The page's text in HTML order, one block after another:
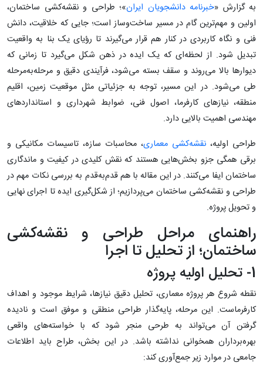
به گزارش «خبرنامه دانشجویان ایران»؛ طراحی و نقشه‌کشی ساختمان،
اولین و مهم‌ترین گام در مسیر ساخت‌وساز است؛ جایی که خلاقیت، دانش
فنی و نگاه کاربردی در کنار هم قرار می‌گیرند تا رؤیای یک بنا به واقعیت
تبدیل شود. از لحظه‌ای که یک ایده در ذهن شکل می‌گیرد تا زمانی که
دیوارها بالا می‌روند و سقف بسته می‌شود، فرآیندی دقیق و مرحله‌به‌مرحله
طی می‌شود. در این مسیر، توجه به جزئیاتی مثل موقعیت زمین، اقلیم
منطقه، نیازهای کارفرما، اصول فنی، ضوابط شهرداری و استانداردهای
مهندسی اهمیت بالایی دارد.
طراحی اولیه، نقشه‌کشی معماری، محاسبات سازه، تاسیسات مکانیکی و
برقی همگی جزو بخش‌هایی هستند که نقش کلیدی در کیفیت و ماندگاری
ساختمان ایفا می‌کنند. در این مقاله با هم قدم‌به‌قدم به بررسی نکات مهم در
طراحی و نقشه‌کشی ساختمان می‌پردازیم؛ از شکل‌گیری ایده تا اجرای نهایی
و تحویل پروژه.
راهنمای مراحل طراحی و نقشه‌کشی
ساختمان؛ از تحلیل تا اجرا
1- تحلیل اولیه پروژه
نقطه شروع هر پروژه معماری، تحلیل دقیق نیازها، شرایط موجود و اهداف
کارفرماست. این مرحله، پایه‌گذار طراحی منطقی و موفق است و نادیده
گرفتن آن می‌تواند به طرحی منجر شود که با خواسته‌های واقعی
بهره‌برداران همخوانی نداشته باشد. در این بخش، طراح باید اطلاعات
جامعی در موارد زیر جمع‌آوری کند: